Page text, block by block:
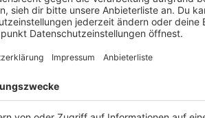
wie SonneMondSterne, Awakenings
Gig spielt ohne das Event und sein
Raves die gleiche